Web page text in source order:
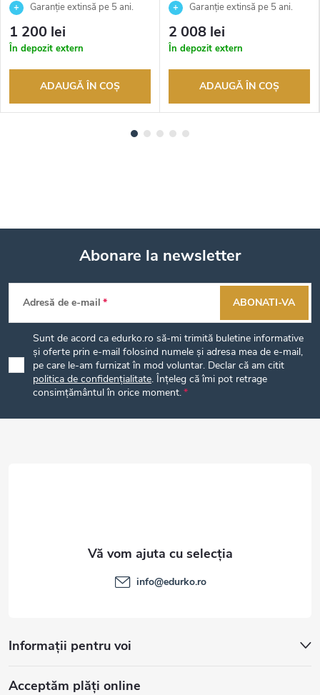
Garanție extinsă pe 5 ani.
Până la 100 de zile pentru
returnarea bunurilor. Vânzător
autorizat
1 200 lei
În depozit extern
ADAUGĂ ÎN COŞ
Garanție extinsă pe 5 ani.
Până la 100 de zile pentru
returnarea bunurilor. Vânzător
autorizat
2 008 lei
În depozit extern
ADAUGĂ ÎN COŞ
S
u
b
o
Abonare la newsletter
Adresă de e-mail
Sunt de acord ca edurko.ro să-mi trimită buletine informative
și oferte prin e-mail folosind numele și adresa mea de e-mail,
pe care le-am furnizat în mod voluntar. Declar că am citit
politica de confidențialitate. Înțeleg că îmi pot retrage
consimțământul în orice moment.
ABONATI-VA
Informații pentru voi
Acceptăm plăţi online
info@edurko.ro